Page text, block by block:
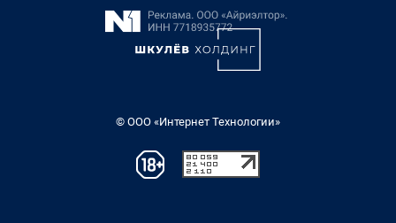
© ООО «Интернет Технологии»